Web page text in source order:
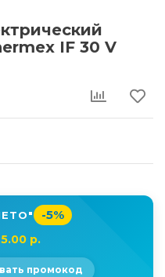
IF 30 V
-5%
р.
промокод